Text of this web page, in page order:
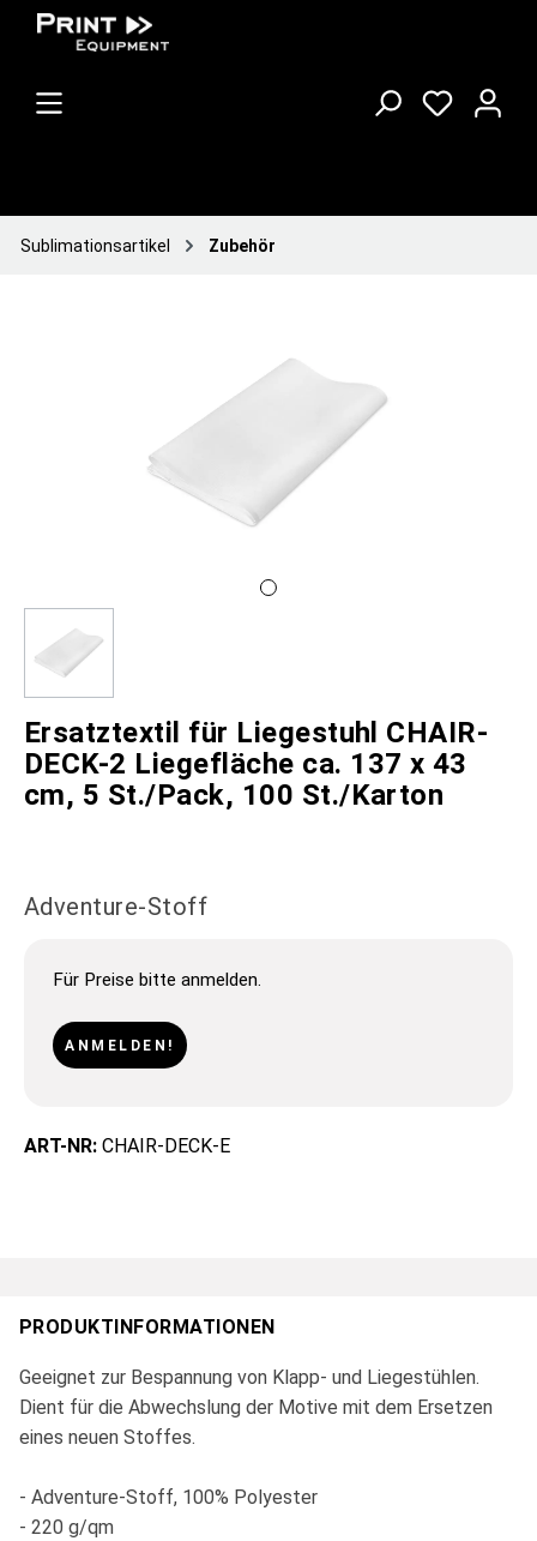
Sublimationsartikel Zubehör
Ersatztextil für Liegestuhl CHAIR-
DECK-2 Liegefläche ca. 137 x 43
cm, 5 St./Pack, 100 St./Karton
Adventure-Stoff
Für Preise bitte anmelden.
ANMELDEN!
ART-NR: CHAIR-DECK-E
PRODUKTINFORMATIONEN
Geeignet zur Bespannung von Klapp- und Liegestühlen.
Dient für die Abwechslung der Motive mit dem Ersetzen
eines neuen Stoffes.
- Adventure-Stoff, 100% Polyester
- 220 g/qm